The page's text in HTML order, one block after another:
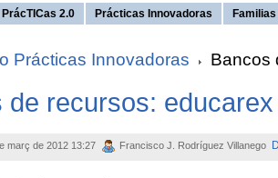
2.0 Prácticas Innovadoras
Prácticas Innovadoras Bancos
de recursos:
març de 2012 13:27 Francisco J. Rodríguez Villanego